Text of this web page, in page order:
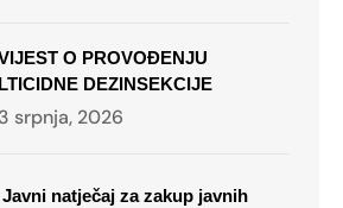
O PROVOĐENJU
DEZINSEKCIJE
srpnja, 2026
Javni natječaj za zakup javnih